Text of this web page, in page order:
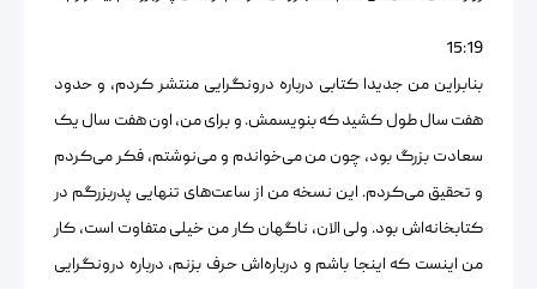
15:19
بنابراین من جدیدا کتابی درباره درونگرایی منتشر کردم، و حدود
هفت سال طول کشید که بنویسمش. و برای من، اون هفت سال یک
سعادت بزرگ بود، چون من می‌خواندم و می‌نوشتم، فکر می‌کردم
و تحقیق می‌کردم. این نسخه من از ساعت‌های تنهایی پدربزرگم در
کتابخانه‌اش بود. ولی الان، ناگهان کار من خیلی متفاوت است، کار
من اینست که اینجا باشم و درباره‌اش حرف بزنم، درباره درونگرایی